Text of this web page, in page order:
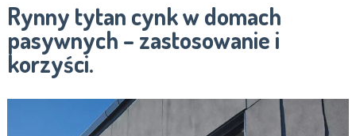
Rynny tytan cynk w domach
pasywnych – zastosowanie i
korzyści.